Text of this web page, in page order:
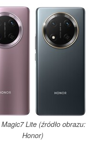
Lite (źródło obrazu:
Honor)